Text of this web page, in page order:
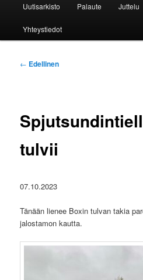
Uutisarkisto Palaute Juttelu
Yhteystiedot
Artikkelien
← Edellinen
tulvii
07.10.2023
Tänään lienee Boxin tulvan takia
jalostamon kautta.